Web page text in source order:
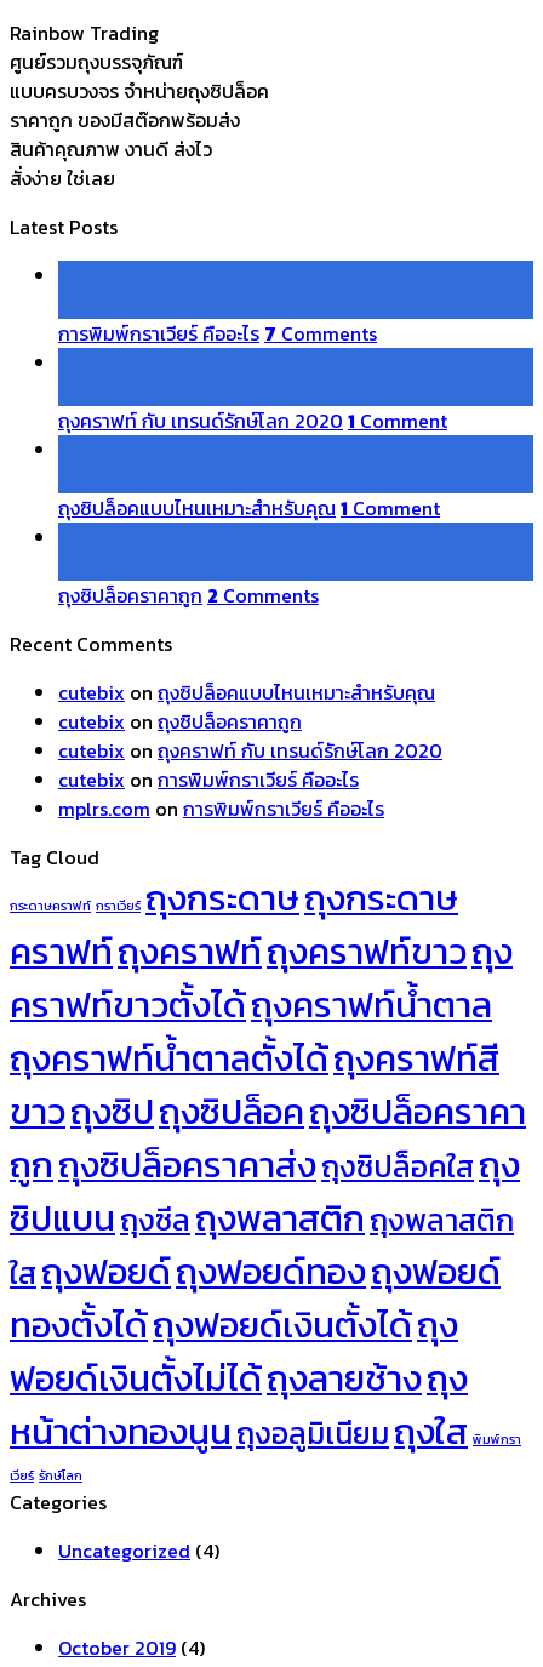
Rainbow Trading
ศูนย์รวมถุงบรรจุภัณฑ์
แบบครบวงจร จำหน่ายถุงซิปล็อค
ราคาถูก ของมีสต๊อกพร้อมส่ง
สินค้าคุณภาพ งานดี ส่งไว
สั่งง่าย ใช่เลย
Latest Posts
การพิมพ์กราเวียร์ คืออะไร 7 Comments
ถุงคราฟท์ กับ เทรนด์รักษ์โลก 2020 1 Comment
ถุงซิปล็อคแบบไหนเหมาะสำหรับคุณ 1 Comment
ถุงซิปล็อคราคาถูก 2 Comments
Recent Comments
cutebix on ถุงซิปล็อคแบบไหนเหมาะสำหรับคุณ
cutebix on ถุงซิปล็อคราคาถูก
cutebix on ถุงคราฟท์ กับ เทรนด์รักษ์โลก 2020
cutebix on การพิมพ์กราเวียร์ คืออะไร
mplrs.com on การพิมพ์กราเวียร์ คืออะไร
Tag Cloud
กระดาษคราฟท์ กราเวียร์ ถุงกระดาษถุงกระดาษ
คราฟท์ถุงคราฟท์ถุงคราฟท์ขาวถุง
คราฟท์ขาวตั้งได้ถุงคราฟท์น้ำตาล
ถุงคราฟท์น้ำตาลตั้งได้ถุงคราฟท์สี
ขาวถุงซิปถุงซิปล็อคถุงซิปล็อคราคา
ถูกถุงซิปล็อคราคาส่งถุงซิปล็อคใสถุง
ซิปแบนถุงซีลถุงพลาสติกถุงพลาสติก
ใสถุงฟอยด์ถุงฟอยด์ทองถุงฟอยด์
ทองตั้งได้ถุงฟอยด์เงินตั้งได้ถุง
ฟอยด์เงินตั้งไม่ได้ถุงลายช้างถุง
หน้าต่างทองนูนถุงอลูมิเนียมถุงใส พิมพ์กรา
เวียร์ รักษ์โลก
Categories
Uncategorized (4)
Archives
October 2019 (4)